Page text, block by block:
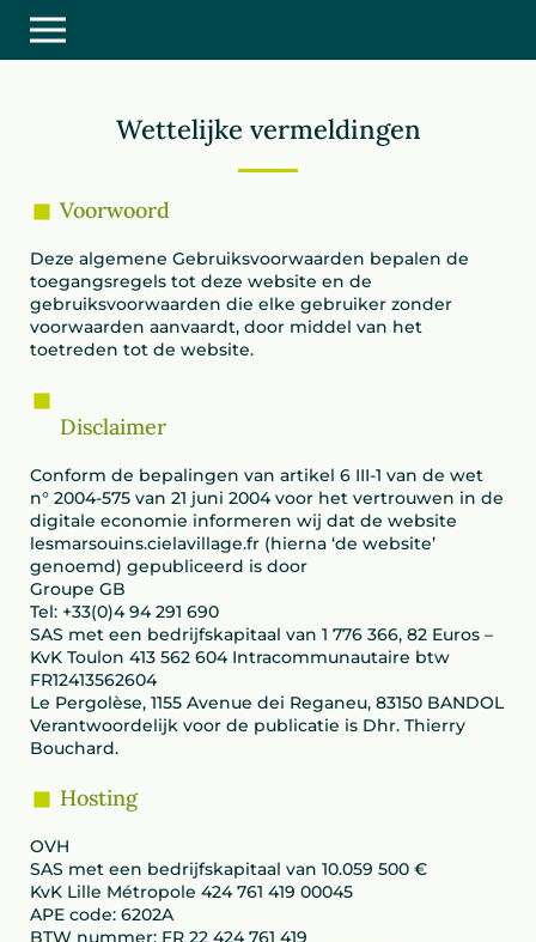
Wettelijke vermeldingen
Voorwoord
Deze algemene Gebruiksvoorwaarden bepalen de
toegangsregels tot deze website en de
gebruiksvoorwaarden die elke gebruiker zonder
voorwaarden aanvaardt, door middel van het
toetreden tot de website.
Disclaimer
Conform de bepalingen van artikel 6 III-1 van de wet
n° 2004-575 van 21 juni 2004 voor het vertrouwen in de
digitale economie informeren wij dat de website
lesmarsouins.cielavillage.fr (hierna ‘de website’
genoemd) gepubliceerd is door
Groupe GB
Tel: +33(0)4 94 291 690
SAS met een bedrijfskapitaal van 1 776 366, 82 Euros –
KvK Toulon 413 562 604 Intracommunautaire btw
FR12413562604
Le Pergolèse, 1155 Avenue dei Reganeu, 83150 BANDOL
Verantwoordelijk voor de publicatie is Dhr. Thierry
Bouchard.
Hosting
OVH
SAS met een bedrijfskapitaal van 10.059 500 €
KvK Lille Métropole 424 761 419 00045
APE code: 6202A
BTW nummer: FR 22 424 761 419